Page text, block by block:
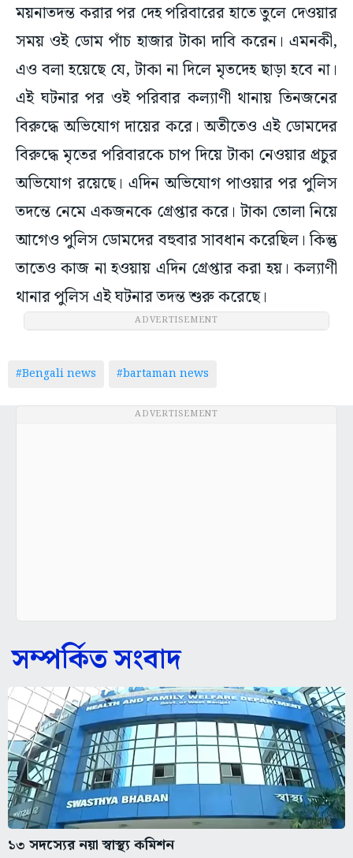
ময়নাতদন্ত করার পর দেহ পরিবারের হাতে তুলে দেওয়ার
সময় ওই ডোম পাঁচ হাজার টাকা দাবি করেন। এমনকী,
এও বলা হয়েছে যে, টাকা না দিলে মৃতদেহ ছাড়া হবে না।
এই ঘটনার পর ওই পরিবার কল্যাণী থানায় তিনজনের
বিরুদ্ধে অভিযোগ দায়ের করে। অতীতেও এই ডোমদের
বিরুদ্ধে মৃতের পরিবারকে চাপ দিয়ে টাকা নেওয়ার প্রচুর
অভিযোগ রয়েছে। এদিন অভিযোগ পাওয়ার পর পুলিস
তদন্তে নেমে একজনকে গ্রেপ্তার করে। টাকা তোলা নিয়ে
আগেও পুলিস ডোমদের বহুবার সাবধান করেছিল। কিন্তু
তাতেও কাজ না হওয়ায় এদিন গ্রেপ্তার করা হয়। কল্যাণী
থানার পুলিস এই ঘটনার তদন্ত শুরু করেছে।
ADVERTISEMENT
#Bengali news #bartaman news
ADVERTISEMENT
সম্পর্কিত সংবাদ
১৩ সদস্যের নয়া স্বাস্থ্য কমিশন